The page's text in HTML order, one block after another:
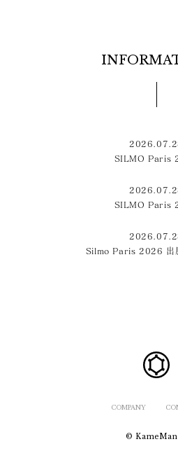
SILMO Paris
SILMO Paris
Silmo Paris 2026 出
COMPANY
©